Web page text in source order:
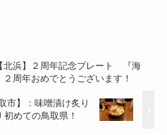
北浜】２周年記念プレート 『海
周年おめでとうございます！
市】：味噌漬け炙り
めての鳥取県！